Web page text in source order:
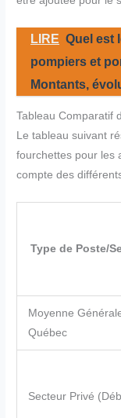
LIRE Quel est
pompiers et
Montants,
Tableau Comparatif
Le tableau suivant
fourchettes pour les
compte des
Type de Poste/
Moyenne
Québec
Secteur Privé